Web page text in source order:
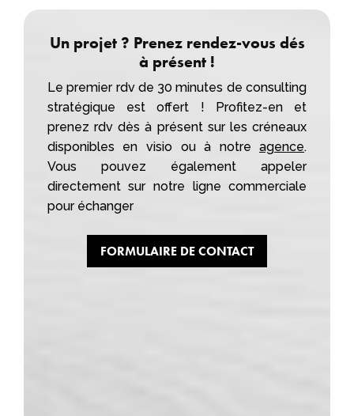
Un projet ? Prenez rendez-vous dés
à présent !
Le premier rdv de 30 minutes de consulting
stratégique est offert ! Profitez-en et
prenez rdv dès à présent sur les créneaux
disponibles en visio ou à notreagence.
Vous pouvez également appeler
directement sur notre ligne commerciale
pour échanger
FORMULAIRE DE CONTACT